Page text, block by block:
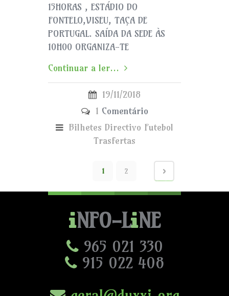
15HORAS , ESTÁDIO DO
FONTELO,VISEU, TAÇA DE
PORTUGAL. SAÍDA DA SEDE ÀS
10H00 ORGANIZA-TE
Continuar a ler...
19/11/2018
1 Comentário
Bilhetes Directivo Futebol
Trasfertas
1 2
NFO-L NE
965 021 330
915 022 408